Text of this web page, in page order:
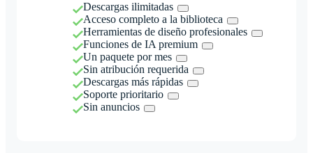
Descargas ilimitadas
Acceso completo a la biblioteca
Herramientas de diseño profesionales
Funciones de IA premium
Un paquete por mes
Sin atribución requerida
Descargas más rápidas
Soporte prioritario
Sin anuncios